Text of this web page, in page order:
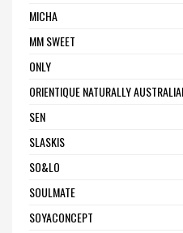
MICHA
MM SWEET
ONLY
SEN
SLASKIS
SO&LO
SOULMATE
SOYACONCEPT